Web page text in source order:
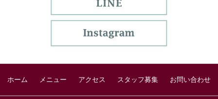
ホーム メニュー アクセス スタッフ募集 お問い合わせ